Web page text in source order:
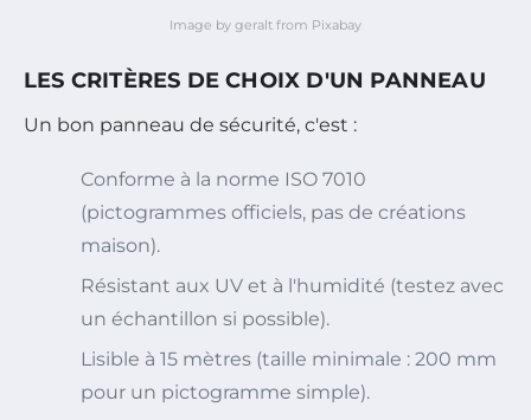
Image by geralt from Pixabay
LES CRITÈRES DE CHOIX D'UN PANNEAU
Un bon panneau de sécurité, c'est :
Conforme à la norme ISO 7010
(pictogrammes officiels, pas de créations
maison).
Résistant aux UV et à l'humidité (testez avec
un échantillon si possible).
Lisible à 15 mètres (taille minimale : 200 mm
pour un pictogramme simple).